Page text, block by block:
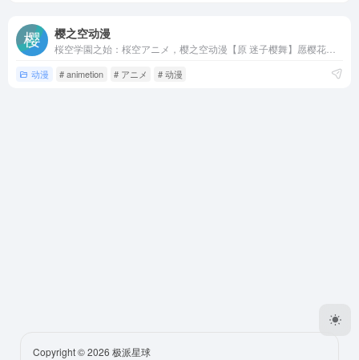
樱之空动漫
动漫 # animetion # アニメ # 动漫
Copyright © 2026 极派星球